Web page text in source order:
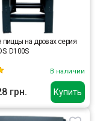
Купить
пиццы на дровах серия
D100S
В наличии
грн.